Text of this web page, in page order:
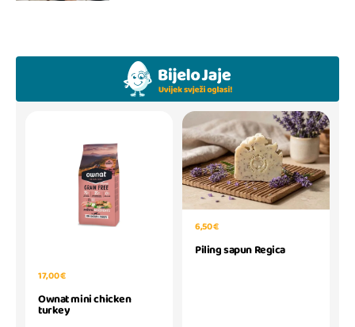
17,00 €
Ownat mini chicken
turkey
6,50 €
Piling sapun Regica